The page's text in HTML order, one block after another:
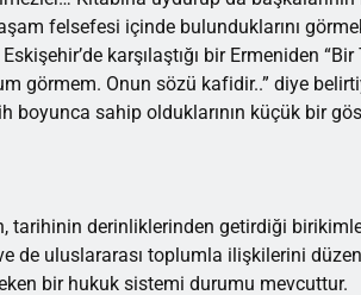
felsefesi içinde bulunduklarını
Eskişehir’de karşılaştığı bir Ermeniden
görmem. Onun sözü kafidir..” diye
boyunca sahip olduklarının küçük bir
tarihinin derinliklerinden getirdiği
de uluslararası toplumla ilişkilerini
bir hukuk sistemi durumu mevcuttur.